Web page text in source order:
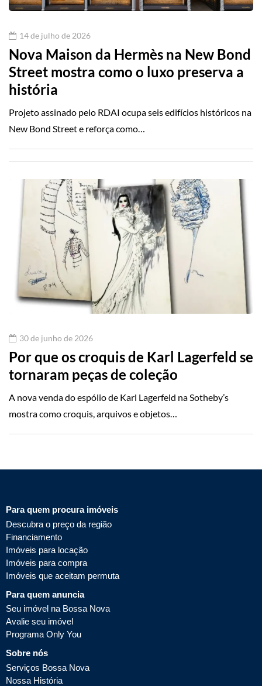
14 de julho de 2026
Nova Maison da Hermès na New Bond
Street mostra como o luxo preserva a
história
Projeto assinado pelo RDAI ocupa seis edifícios históricos na
New Bond Street e reforça como…
30 de junho de 2026
Por que os croquis de Karl Lagerfeld se
tornaram peças de coleção
A nova venda do espólio de Karl Lagerfeld na Sotheby’s
mostra como croquis, arquivos e objetos…
Para quem procura imóveis
Descubra o preço da região
Financiamento
Imóveis para locação
Imóveis para compra
Imóveis que aceitam permuta
Para quem anuncia
Seu imóvel na Bossa Nova
Avalie seu imóvel
Programa Only You
Sobre nós
Serviços Bossa Nova
Nossa História